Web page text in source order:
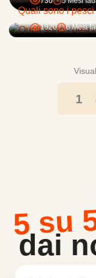
Quali sono i
1920 6 Mesi fa
1
5 su
dai